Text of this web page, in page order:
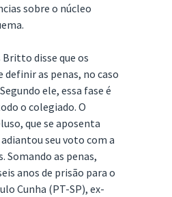
sobre o núcleo
disse que os
as penas, no caso
ele, essa fase é
o colegiado. O
que se aposenta
seu voto com a
Somando as penas,
anos de prisão para o
Cunha (PT-SP), ex-